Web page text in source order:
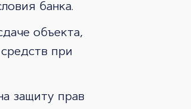
банка.
объекта,
при
защиту прав